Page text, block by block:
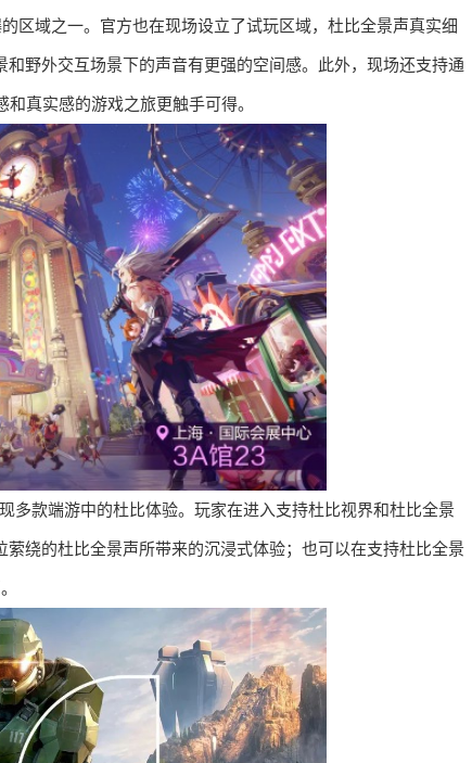
区域之一。官方也在现场设立了试玩区域，杜比全景声真实细
野外交互场景下的声音有更强的空间感。此外，现场还支持通
真实感的游戏之旅更触手可得。
多款端游中的杜比体验。玩家在进入支持杜比视界和杜比全景
绕的杜比全景声所带来的沉浸式体验；也可以在支持杜比全景